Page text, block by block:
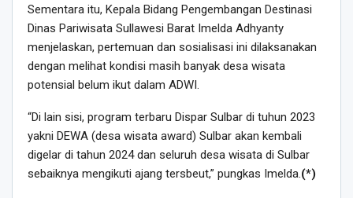
Sementara itu, Kepala Bidang Pengembangan Destinasi
Dinas Pariwisata Sullawesi Barat Imelda Adhyanty
menjelaskan, pertemuan dan sosialisasi ini dilaksanakan
dengan melihat kondisi masih banyak desa wisata
potensial belum ikut dalam ADWI.
“Di lain sisi, program terbaru Dispar Sulbar di tuhun 2023
yakni DEWA (desa wisata award) Sulbar akan kembali
digelar di tahun 2024 dan seluruh desa wisata di Sulbar
sebaiknya mengikuti ajang tersbeut,” pungkas Imelda.(*)